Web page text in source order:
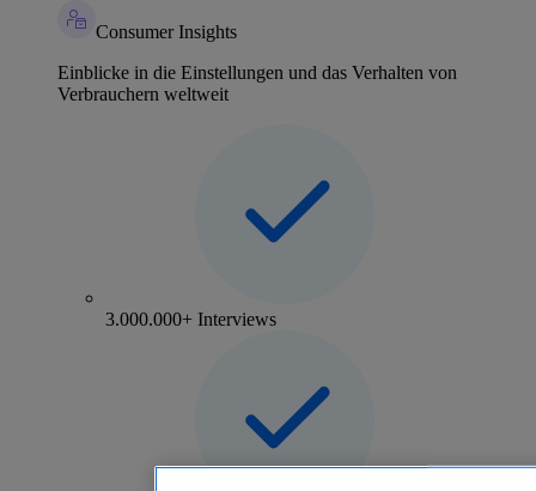
Consumer Insights
Einblicke in die Einstellungen und das Verhalten von
Verbrauchern weltweit
3.000.000+ Interviews